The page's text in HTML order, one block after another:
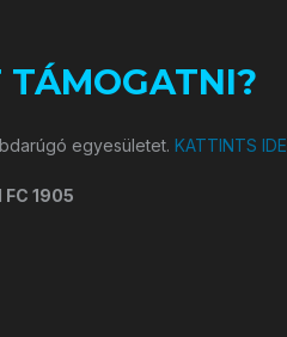
TÁMOGATNI?
egyesületet. KATTINTS IDE
FC 1905